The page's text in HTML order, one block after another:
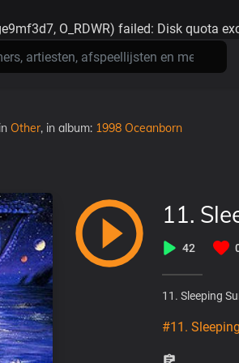
O_RDWR) failed: Disk quota
in Other, in album: 1998 Oceanborn
11.
42
11. Sleeping
#11.